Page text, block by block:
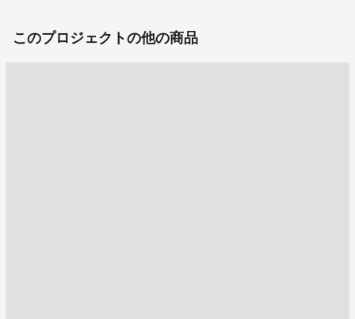
このプロジェクトの他の商品